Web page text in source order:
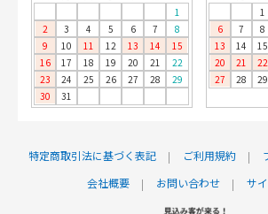
1
2
3 4 5 6 7
8
9
10 11 12 13 14
15
16
17 18 19 20 21
22
23
24 25 26 27 28
29
30
31
1
6
7 8
13
14 15
20
21 22
27
28 29
特定商取引法に基づく表記 ご利用規約
会社概要
お問い合わせ サ